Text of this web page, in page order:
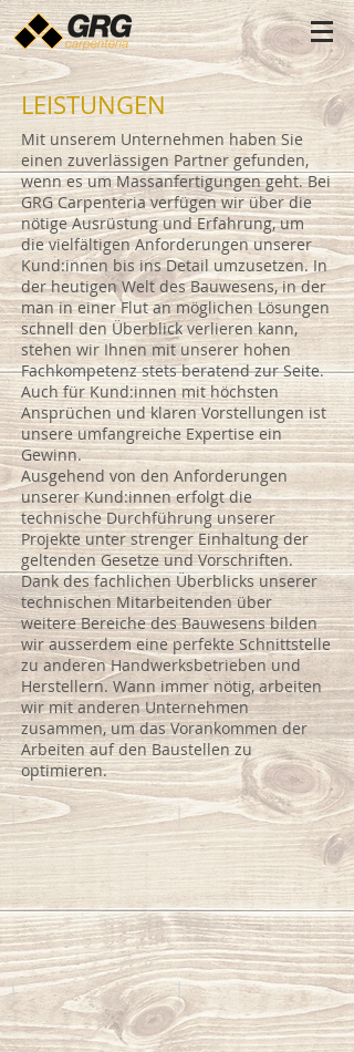
LEISTUNGEN
Mit unserem Unternehmen haben Sie
einen zuverlässigen Partner gefunden,
wenn es um Massanfertigungen geht. Bei
GRG Carpenteria verfügen wir über die
nötige Ausrüstung und Erfahrung, um
die vielfältigen Anforderungen unserer
Kund:innen bis ins Detail umzusetzen. In
der heutigen Welt des Bauwesens, in der
man in einer Flut an möglichen Lösungen
schnell den Überblick verlieren kann,
stehen wir Ihnen mit unserer hohen
Fachkompetenz stets beratend zur Seite.
Auch für Kund:innen mit höchsten
Ansprüchen und klaren Vorstellungen ist
unsere umfangreiche Expertise ein
Gewinn.
Ausgehend von den Anforderungen
unserer Kund:innen erfolgt die
technische Durchführung unserer
Projekte unter strenger Einhaltung der
geltenden Gesetze und Vorschriften.
Dank des fachlichen Überblicks unserer
technischen Mitarbeitenden über
weitere Bereiche des Bauwesens bilden
wir ausserdem eine perfekte Schnittstelle
zu anderen Handwerksbetrieben und
Herstellern. Wann immer nötig, arbeiten
wir mit anderen Unternehmen
zusammen, um das Vorankommen der
Arbeiten auf den Baustellen zu
optimieren.
Holzbau Holzhäuser
Bedachungen Wärmedämmungen